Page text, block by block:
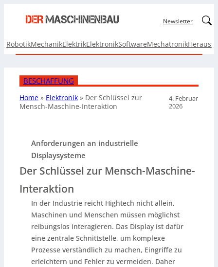
Newsletter
RobotikMechanikElektrikElektronikSoftwareMechatronik
BESCHAFFUNG
Home » Elektronik » Der Schlüssel zur
Mensch-Maschine-Interaktion
4. Februar
2026
Anforderungen an industrielle
Displaysysteme
Der Schlüssel zur Mensch-Maschine-
Interaktion
In der Industrie reicht Hightech nicht allein,
Maschinen und Menschen müssen möglichst
reibungslos interagieren. Das Display ist dafür
eine zentrale Schnittstelle, um komplexe
Prozesse verständlich zu machen, Eingriffe zu
erleichtern und Fehler zu vermeiden. Daher